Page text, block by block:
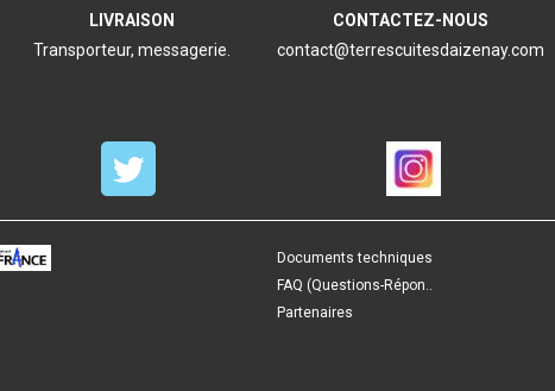
LIVRAISON
Transporteur, messagerie.
CONTACTEZ-NOUS
contact@terrescuitesdaizenay.com
Documents techniques
FAQ (Questions-Répon..
Partenaires